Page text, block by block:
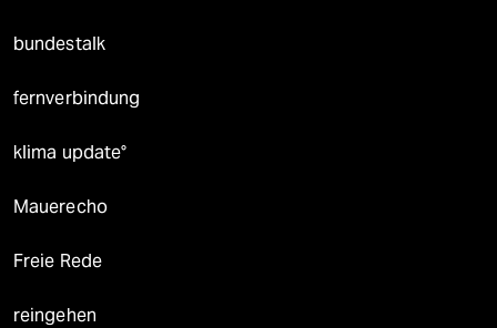
bundestalk
fernverbindung
klima update°
Mauerecho
Freie Rede
reingehen